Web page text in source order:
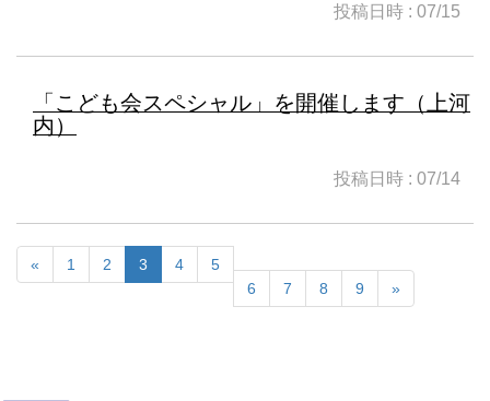
投稿日時 : 07/15
「こども会スペシャル」を開催します（上河
内）
投稿日時 : 07/14
« 1 2 3 4
5
6
7 8 9 »